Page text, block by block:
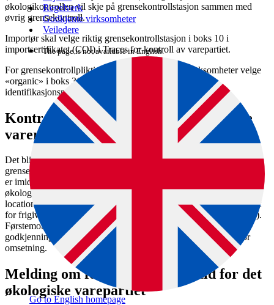
Regelverk
Godkjente virksomheter
Veiledere
The page is not available in English.
Go to English homepage
økologikontrollen vil skje på grensekontrollstasjon sammen med
øvrig grensekontroll.
Importør skal velge riktig grensekontrollstasjon i boks 10 i
importsertifikatet (COI) i Traces for kontroll av varepartiet.
For grensekontrollpliktige varer må økologiske virksomheter velge
«organic» i boks 31 i del I av CHED, og legge inn
identifikasjonsnummeret til importsertifikatet (COI).
Kontroll av ikke-grensekontrollpliktige
varer før fri omsetning
Det blir videreført tilsvarende krav til importkontroll av ikke-
grensekontrollpliktige økologiske varepartier før fri omsetning. Det
er imidlertid en endring i importsertifikatet (COI) i Traces. Alle
økologiske førstemottakere er lagt inn i Traces som «controlled
locations», og importør skal velge dette stedet i boks 10 som stedet
for frigivelse av varepartiet («Point of release for free circulation»).
Førstemottaker er knyttet til ansvarlig region i Mattilsynet for
godkjenning av importsertifikatet og frigivelse av varepartiet for
omsetning.
Melding om forventet ankomsttid for det
økologiske varepartiet